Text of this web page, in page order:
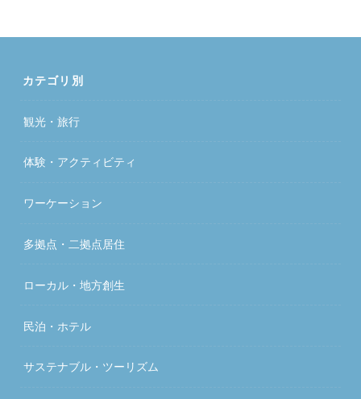
カテゴリ別
観光・旅行
体験・アクティビティ
ワーケーション
多拠点・二拠点居住
ローカル・地方創生
民泊・ホテル
サステナブル・ツーリズム